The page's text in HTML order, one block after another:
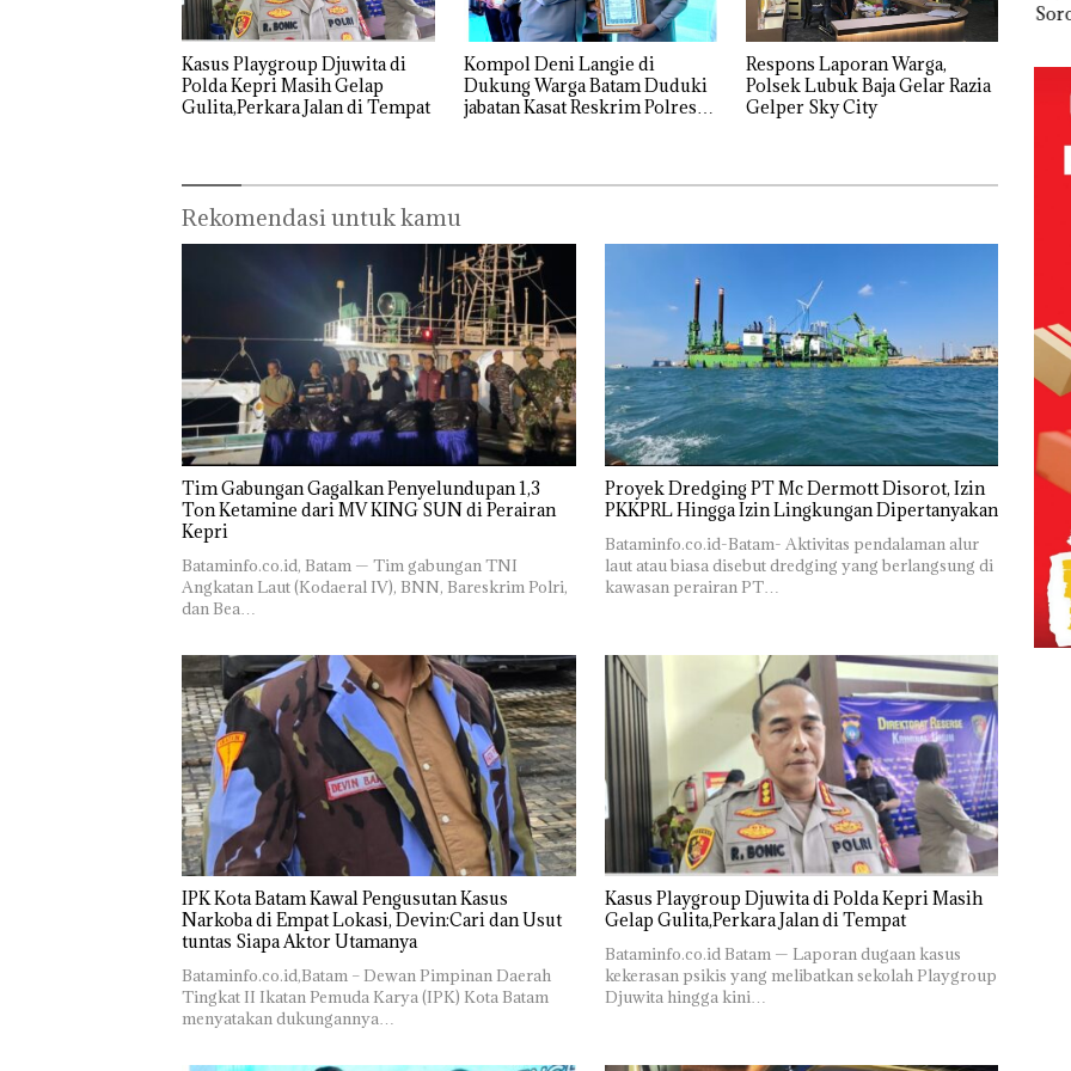
Kasus Playgroup Djuwita di
Polda Kepri Masih Gelap
Gulita,Perkara Jalan di Tempat
Kompol Deni Langie di
Dukung Warga Batam Duduki
jabatan Kasat Reskrim Polresta
Respons Laporan Warga,
Polsek Lubuk Baja Gelar Razia
Gelper Sky City
Rekomendasi untuk kamu
Tim Gabungan Gagalkan Penyelundupan 1,3
Ton Ketamine dari MV KING SUN di Perairan
‎​Bataminfo.co.id, Batam — Tim gabungan TNI
Angkatan Laut (Kodaeral IV), BNN, Bareskrim Polri,
dan Bea…
Proyek Dredging PT Mc Dermott Disorot, Izin
PKKPRL Hingga Izin Lingkungan Dipertanyakan
Bataminfo.co.id-Batam- Aktivitas pendalaman alur
laut atau biasa disebut dredging yang berlangsung di
kawasan perairan PT…
IPK Kota Batam Kawal Pengusutan Kasus
Narkoba di Empat Lokasi, Devin:Cari dan Usut
tuntas Siapa Aktor Utamanya
Bataminfo.co.id,Batam – Dewan Pimpinan Daerah
Tingkat II Ikatan Pemuda Karya (IPK) Kota Batam
menyatakan dukungannya…
Kasus Playgroup Djuwita di Polda Kepri Masih
Gelap Gulita,Perkara Jalan di Tempat
Bataminfo.co.id Batam — Laporan dugaan kasus
kekerasan psikis yang melibatkan sekolah Playgroup
Djuwita hingga kini…
Soroti
Tambang
Timah Laut
Pekajang:
Jangan
Langsung
Buktikan
Dulu
Kerusakan
Lingkungann
Meter
Persegi di
Kampung
Bugis,
Diduga
Superhero
Bertanding
Bulu Tangkis
di Mapolda
Kepri,
Gagalkan
Penyelundup
an 1,3 Ton
Ketamine
dari MV
Akibat Nekat
Simpan Vape
Berisi
Narkoba
dalam
Kulkas,
dengan
Playgroup
Djuwita:
Polda Kepri
Naikkan